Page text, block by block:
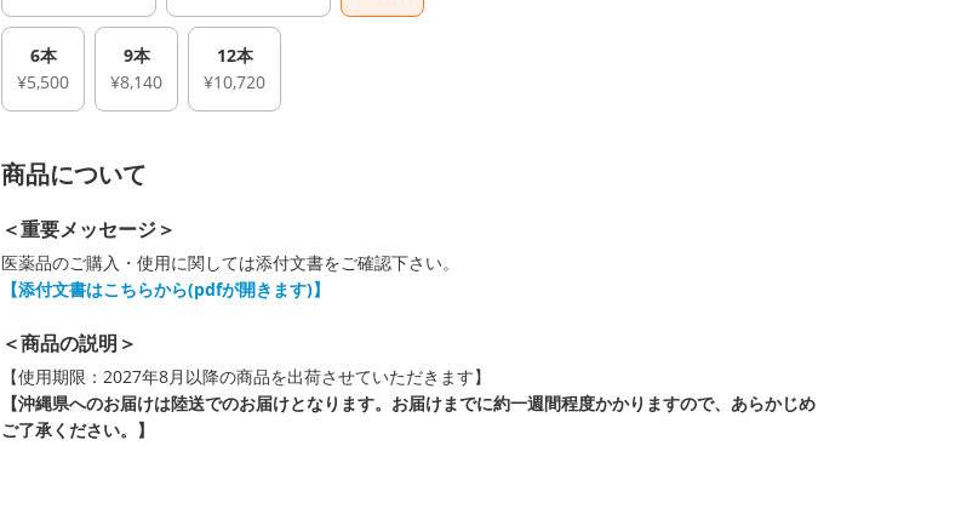
6本
¥5,500
9本
¥8,140
12本
¥10,720
商品について
＜重要メッセージ＞
医薬品のご購入・使用に関しては添付文書をご確認下さい。
【添付文書はこちらから(pdfが開きます)】
＜商品の説明＞
【使用期限：2027年8月以降の商品を出荷させていただきます】
【沖縄県へのお届けは陸送でのお届けとなります。お届けまでに約一週間程度かかりますので、あらかじめ
ご了承ください。】